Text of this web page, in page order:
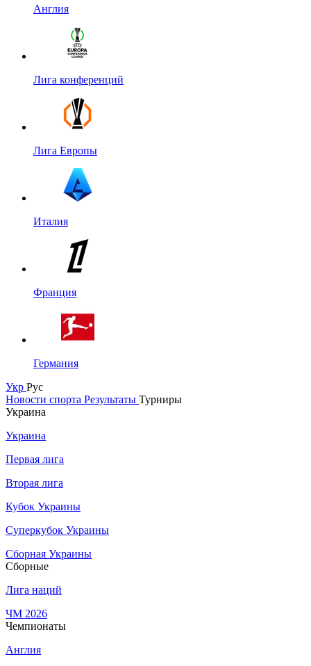
Англия
Лига конференций
Лига Европы
Италия
Франция
Германия
Укр Рус
Новости спорта Результаты Турниры
Украина
Украина
Первая лига
Вторая лига
Кубок Украины
Суперкубок Украины
Сборная Украины
Сборные
Лига наций
ЧМ 2026
Чемпионаты
Англия